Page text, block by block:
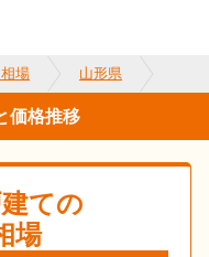
場 山形県
価格推移
ての
場